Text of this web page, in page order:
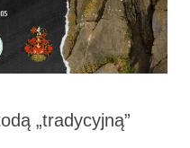
„tradycyjną”